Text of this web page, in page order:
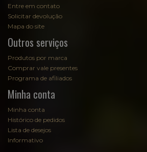
Entre em contato
Solicitar devolução
Mapa do site
Outros serviços
Produtos por marca
Comprar vale presentes
Programa de afiliados
Minha conta
Minha conta
Histórico de pedidos
Lista de desejos
Informativo